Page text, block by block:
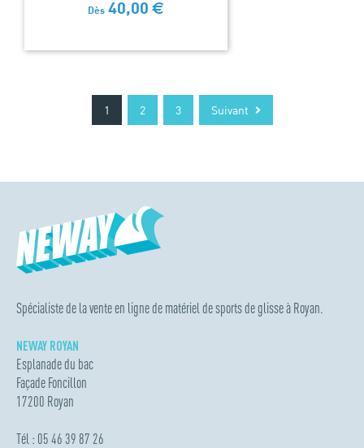
Dès 40,00 €
1 2 3 Suivant
Spécialiste de la vente en ligne de matériel de sports de glisse à Royan.
NEWAY ROYAN
Esplanade du bac
Façade Foncillon
17200 Royan
Tél : 05 46 39 87 26